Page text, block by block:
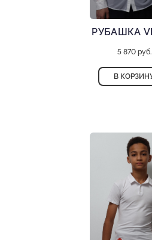
РУБАШКА
5 870 руб.
В